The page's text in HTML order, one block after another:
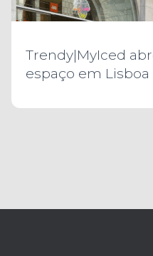
Trendy|MyIced
espaço em Lisboa